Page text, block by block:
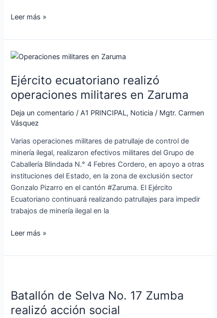
Leer más »
Ejército ecuatoriano realizó
operaciones militares en Zaruma
Deja un comentario / A1 PRINCIPAL, Noticia / Mgtr. Carmen
Vásquez
Varias operaciones militares de patrullaje de control de
minería ilegal, realizaron efectivos militares del Grupo de
Caballería Blindada N.° 4 Febres Cordero, en apoyo a otras
instituciones del Estado, en la zona de exclusión sector
Gonzalo Pizarro en el cantón #Zaruma. El Ejército
Ecuatoriano continuará realizando patrullajes para impedir
trabajos de minería ilegal en la
Ejército
realizó
operaciones
militares
en
Zaruma
Leer más »
Batallón de Selva No. 17 Zumba
realizó acción social
Selva
No.